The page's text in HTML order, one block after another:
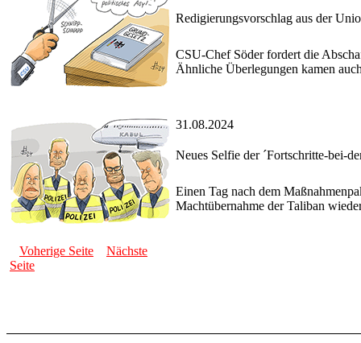
Redigierungsvorschlag aus der
CSU-Chef Söder fordert die
Ähnliche Überlegungen kamen
31.08.2024
Neues Selfie der ´Fortschritte-bei-
Einen Tag nach dem
Machtübernahme der Taliban
Voherige Seite
Nächste
Seite